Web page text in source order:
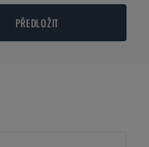
PŘEDLOŽIT